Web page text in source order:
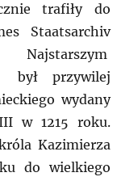
trafiły do
Staatsarchiv
Najstarszym
był przywilej
wydany
w 1215 roku.
Kazimierza
do wielkiego